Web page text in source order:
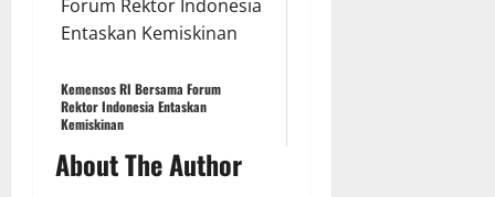
Kemensos RI Bersama Forum
Rektor Indonesia Entaskan
Kemiskinan
About The Author